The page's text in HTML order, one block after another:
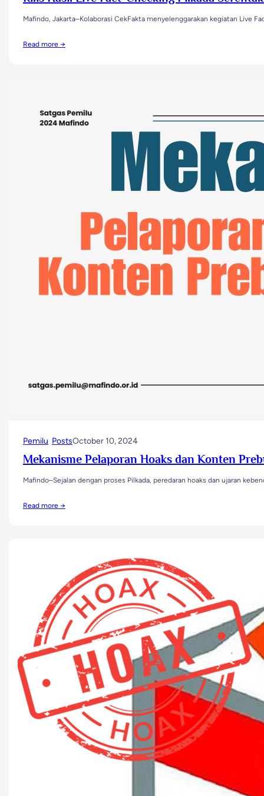
Mafindo, Jakarta–Kolaborasi CekFakta menyelenggarakan kegiatan Live
Read more →
Pemilu PostsOctober 10, 2024
Mekanisme Pelaporan Hoaks dan Konten
Mafindo–Sejalan dengan proses Pilkada, peredaran hoaks dan ujaran
Read more →